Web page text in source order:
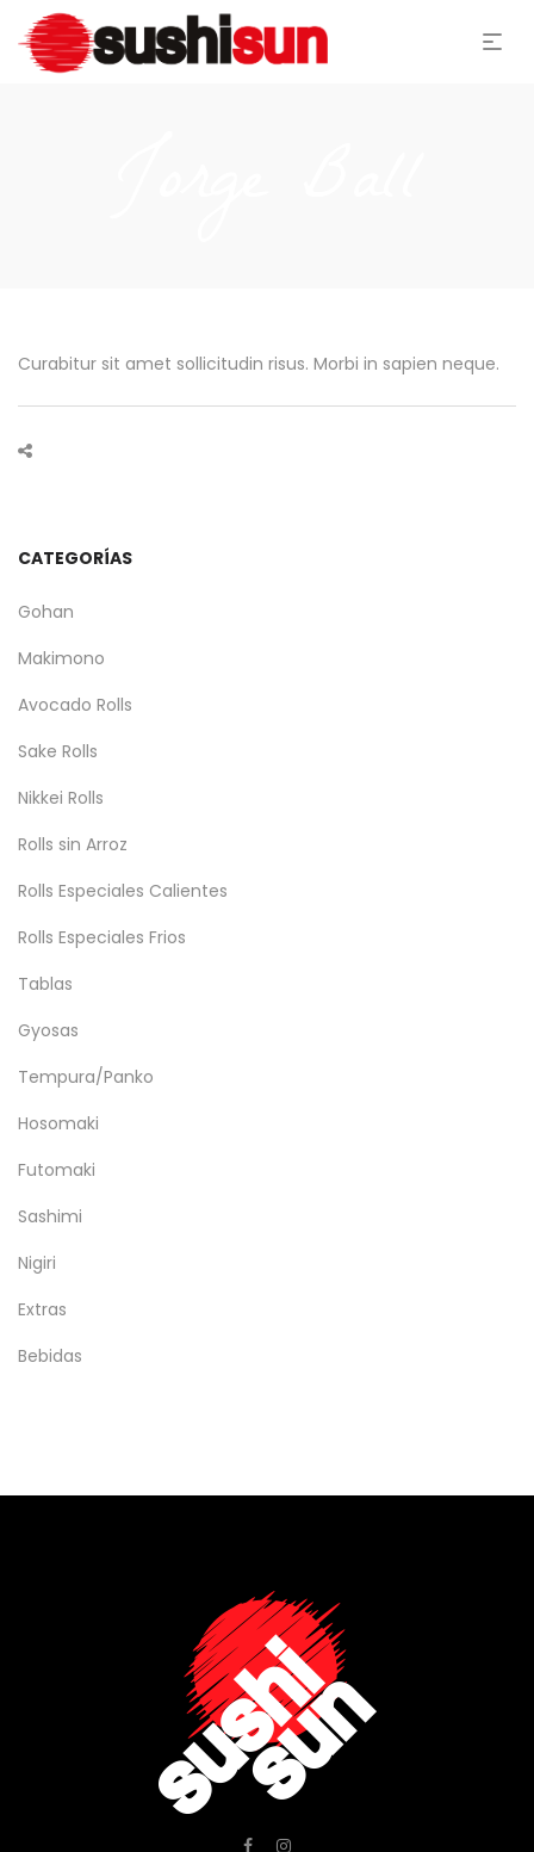
Curabitur sit amet sollicitudin risus. Morbi in sapien neque.
CATEGORÍAS
Gohan
Makimono
Avocado Rolls
Sake Rolls
Nikkei Rolls
Rolls sin Arroz
Rolls Especiales Calientes
Rolls Especiales Frios
Tablas
Gyosas
Tempura/Panko
Hosomaki
Futomaki
Sashimi
Nigiri
Extras
Bebidas